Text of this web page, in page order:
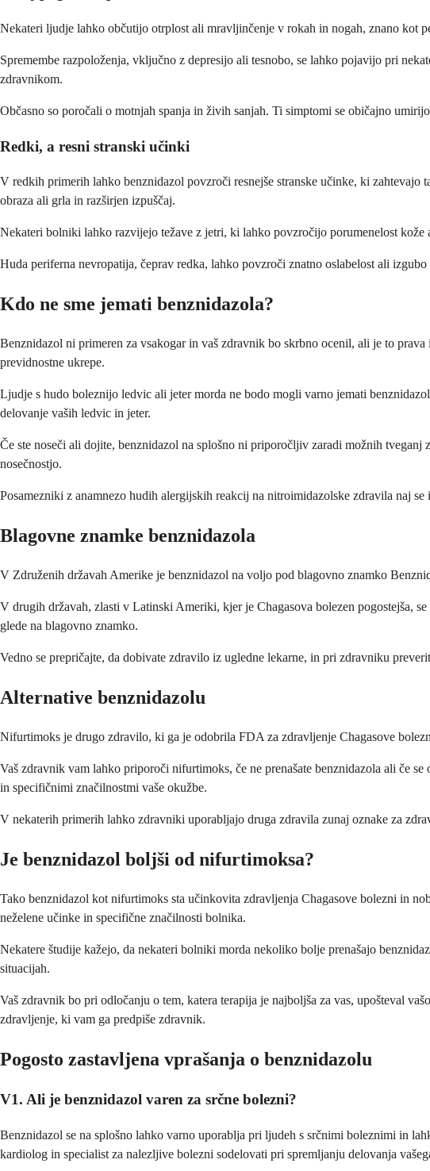
Nekateri ljudje lahko občutijo otrplost ali mravljinčenje v rokah in nogah, znano kot
Spremembe razpoloženja, vključno z depresijo ali tesnobo, se lahko pojavijo pri
zdravnikom.
Občasno so poročali o motnjah spanja in živih sanjah. Ti simptomi se običajno
Redki, a resni stranski učinki
V redkih primerih lahko benznidazol povzroči resnejše stranske učinke, ki
obraza ali grla in razširjen izpuščaj.
Nekateri bolniki lahko razvijejo težave z jetri, ki lahko povzročijo porumenelost
Huda periferna nevropatija, čeprav redka, lahko povzroči znatno oslabelost ali
Kdo ne sme jemati benznidazola?
Benznidazol ni primeren za vsakogar in vaš zdravnik bo skrbno ocenil, ali je to
previdnostne ukrepe.
Ljudje s hudo boleznijo ledvic ali jeter morda ne bodo mogli varno jemati
delovanje vaših ledvic in jeter.
Če ste noseči ali dojite, benznidazol na splošno ni priporočljiv zaradi možnih
nosečnostjo.
Posamezniki z anamnezo hudih alergijskih reakcij na nitroimidazolske zdravila naj
Blagovne znamke benznidazola
V Združenih državah Amerike je benznidazol na voljo pod blagovno znamko
V drugih državah, zlasti v Latinski Ameriki, kjer je Chagasova bolezen pogostejša,
glede na blagovno znamko.
Vedno se prepričajte, da dobivate zdravilo iz ugledne lekarne, in pri zdravniku
Alternative benznidazolu
Nifurtimoks je drugo zdravilo, ki ga je odobrila FDA za zdravljenje Chagasove
Vaš zdravnik vam lahko priporoči nifurtimoks, če ne prenašate benznidazola ali če
in specifičnimi značilnostmi vaše okužbe.
V nekaterih primerih lahko zdravniki uporabljajo druga zdravila zunaj oznake za
Je benznidazol boljši od nifurtimoksa?
Tako benznidazol kot nifurtimoks sta učinkovita zdravljenja Chagasove bolezni in
neželene učinke in specifične značilnosti bolnika.
Nekatere študije kažejo, da nekateri bolniki morda nekoliko bolje prenašajo
situacijah.
Vaš zdravnik bo pri odločanju o tem, katera terapija je najboljša za vas, upošteval
zdravljenje, ki vam ga predpiše zdravnik.
Pogosto zastavljena vprašanja o benznidazolu
V1. Ali je benznidazol varen za srčne bolezni?
Benznidazol se na splošno lahko varno uporablja pri ljudeh s srčnimi boleznimi in
kardiolog in specialist za nalezljive bolezni sodelovati pri spremljanju delovanja